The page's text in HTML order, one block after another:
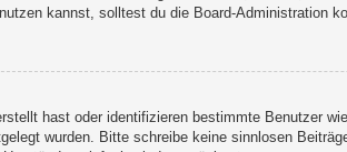
kannst, solltest du die Board-Administration
hast oder identifizieren bestimmte Benutzer
wurden. Bitte schreibe keine sinnlosen